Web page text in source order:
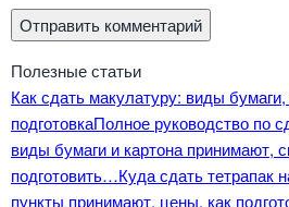
Полезные статьи
Как сдать макулатуру: виды
подготовкаПолное руководство по
виды бумаги и картона принимают,
подготовить…Куда сдать тетрапак
пункты принимают, цены, как